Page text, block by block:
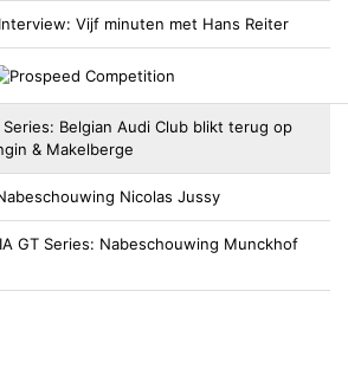
Interview: Vijf minuten met Hans Reiter
Series: Belgian Audi Club blikt terug op
& Makelberge
Nicolas Jussy
GT Series: Nabeschouwing Munckhof